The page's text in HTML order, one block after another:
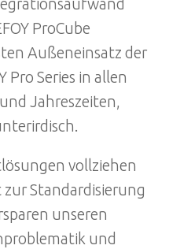
ProCube
Außeneinsatz der
Pro Series in allen
Jahreszeiten,
vollziehen
Standardisierung
unseren
und